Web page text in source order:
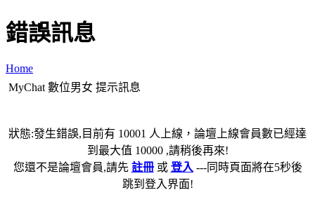
錯誤訊息
Home
MyChat 數位男女 提示訊息
狀態:發生錯誤,目前有 10001 人上線，論壇上線會員數已經達
到最大值 10000 ,請稍後再來!
您還不是論壇會員,請先 註冊或 登入 ---同時頁面將在5秒後
跳到登入界面!